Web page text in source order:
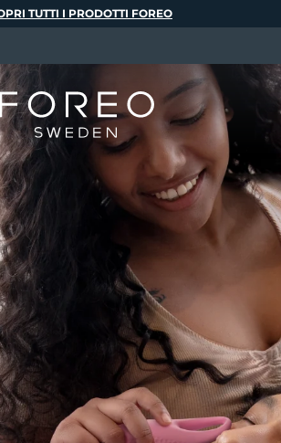
TUTTI I PRODOTTI FOREO